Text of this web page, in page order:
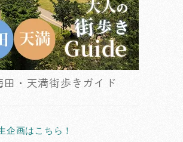
田・天満街歩きガイド
企画はこちら！